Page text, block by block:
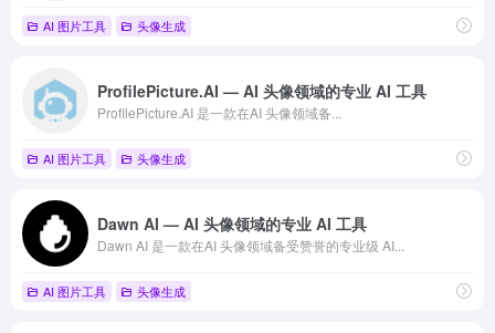
AI 图片工具 头像生成
ProfilePicture.AI — AI 头像领域的专业 AI 工具
ProfilePicture.AI 是一款在AI 头像领域备...
AI 图片工具 头像生成
Dawn AI — AI 头像领域的专业 AI 工具
Dawn AI 是一款在AI 头像领域备受赞誉的专业级 AI...
AI 图片工具 头像生成